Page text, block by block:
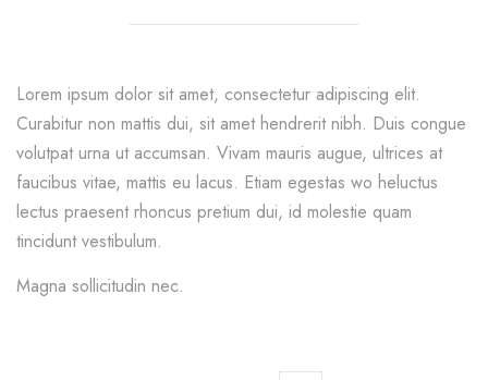
Lorem ipsum dolor sit amet, consectetur adipiscing elit.
Curabitur non mattis dui, sit amet hendrerit nibh. Duis congue
volutpat urna ut accumsan. Vivam mauris augue, ultrices at
faucibus vitae, mattis eu lacus. Etiam egestas wo heluctus
lectus praesent rhoncus pretium dui, id molestie quam
tincidunt vestibulum.
Magna sollicitudin nec.